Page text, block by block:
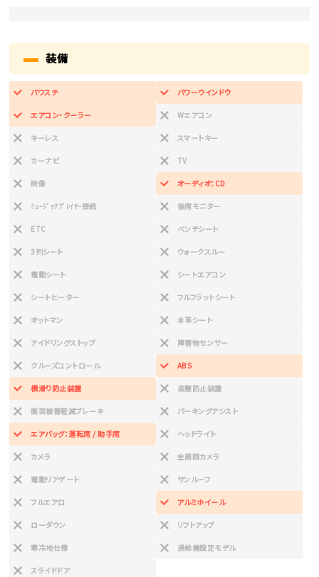
装備
パワステ パワーウインドウ
エアコン・クーラー Wエアコン
キーレス スマートキー
カーナビ TV
映像 オーディオ：CD
ﾐｭｰｼﾞｯｸﾌﾟﾚｲﾔｰ接続 後席モニター
ETC ベンチシート
3列シート ウォークスルー
電動シート シートエアコン
シートヒーター フルフラットシート
オットマン 本革シート
アイドリングストップ 障害物センサー
クルーズコントロール ABS
横滑り防止装置 盗難防止装置
衝突被害軽減ブレーキ パーキングアシスト
エアバッグ：運転席 / 助手席 ヘッドライト
カメラ 全周囲カメラ
電動リアゲート サンルーフ
フルエアロ アルミホイール
ローダウン リフトアップ
寒冷地仕様 過給機設定モデル
スライドドア